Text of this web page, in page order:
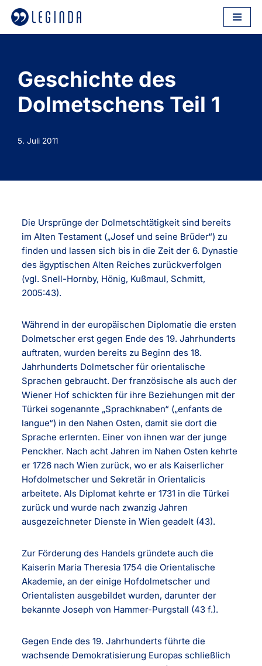
Zum
Geschichte des
Dolmetschens Teil 1
5. Juli 2011
Die Ursprünge der Dolmetschtätigkeit sind bereits
im Alten Testament („Josef und seine Brüder“) zu
finden und lassen sich bis in die Zeit der 6. Dynastie
des ägyptischen Alten Reiches zurückverfolgen
(vgl. Snell-Hornby, Hönig, Kußmaul, Schmitt,
2005:43).
Während in der europäischen Diplomatie die ersten
Dolmetscher erst gegen Ende des 19. Jahrhunderts
auftraten, wurden bereits zu Beginn des 18.
Jahrhunderts Dolmetscher für orientalische
Sprachen gebraucht. Der französische als auch der
Wiener Hof schickten für ihre Beziehungen mit der
Türkei sogenannte „Sprachknaben“ („enfants de
langue“) in den Nahen Osten, damit sie dort die
Sprache erlernten. Einer von ihnen war der junge
Penckher. Nach acht Jahren im Nahen Osten kehrte
er 1726 nach Wien zurück, wo er als Kaiserlicher
Hofdolmetscher und Sekretär in Orientalicis
arbeitete. Als Diplomat kehrte er 1731 in die Türkei
zurück und wurde nach zwanzig Jahren
ausgezeichneter Dienste in Wien geadelt (43).
Zur Förderung des Handels gründete auch die
Kaiserin Maria Theresia 1754 die Orientalische
Akademie, an der einige Hofdolmetscher und
Orientalisten ausgebildet wurden, darunter der
bekannte Joseph von Hammer-Purgstall (43 f.).
Gegen Ende des 19. Jahrhunderts führte die
wachsende Demokratisierung Europas schließlich